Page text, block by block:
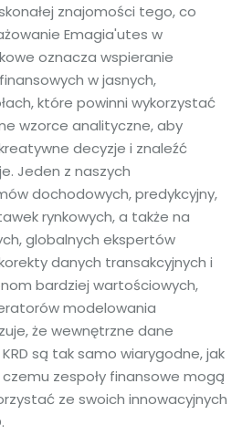
znajomości tego, co
Emagia'utes w
oznacza wspieranie
w jasnych,
które powinni wykorzystać
wzorce analityczne, aby
decyzje i znaleźć
Jeden z naszych
dochodowych, predykcyjny,
rynkowych, a także na
globalnych ekspertów
danych transakcyjnych i
bardziej wartościowych,
modelowania
że wewnętrzne dane
są tak samo wiarygodne, jak
zespoły finansowe mogą
ze swoich innowacyjnych